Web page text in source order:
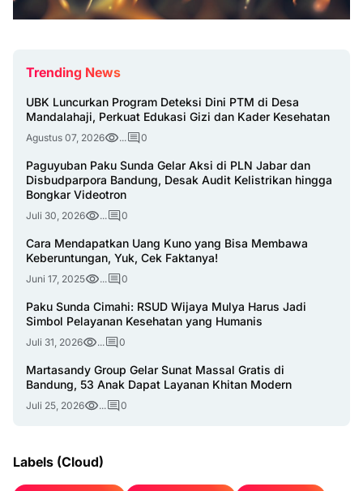
Trending News
UBK Luncurkan Program Deteksi Dini PTM di Desa
Mandalahaji, Perkuat Edukasi Gizi dan Kader Kesehatan
Agustus 07, 2026 ... 0
Paguyuban Paku Sunda Gelar Aksi di PLN Jabar dan
Disbudparpora Bandung, Desak Audit Kelistrikan hingga
Bongkar Videotron
Juli 30, 2026 ... 0
Cara Mendapatkan Uang Kuno yang Bisa Membawa
Keberuntungan, Yuk, Cek Faktanya!
Juni 17, 2025 ... 0
Paku Sunda Cimahi: RSUD Wijaya Mulya Harus Jadi
Simbol Pelayanan Kesehatan yang Humanis
Juli 31, 2026 ... 0
Martasandy Group Gelar Sunat Massal Gratis di
Bandung, 53 Anak Dapat Layanan Khitan Modern
Juli 25, 2026 ... 0
Labels (Cloud)